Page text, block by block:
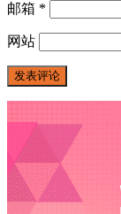
邮箱 *
网站